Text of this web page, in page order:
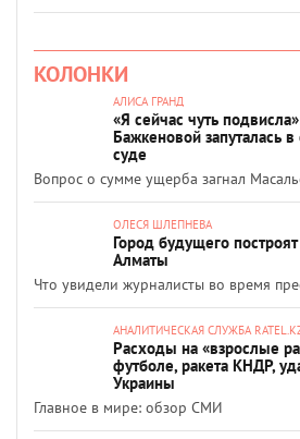
КОЛОНКИ
АЛИСА ГРАНД
«Я сейчас чуть
Бажкеновой запуталась
суде
Вопрос о сумме ущерба загнал
ОЛЕСЯ ШЛЕПНЕВА
Город будущего
Алматы
Что увидели журналисты во время
АНАЛИТИЧЕСКАЯ СЛУЖБА
Расходы на «взрослые
футболе, ракета КНДР,
Украины
Главное в мире: обзор СМИ